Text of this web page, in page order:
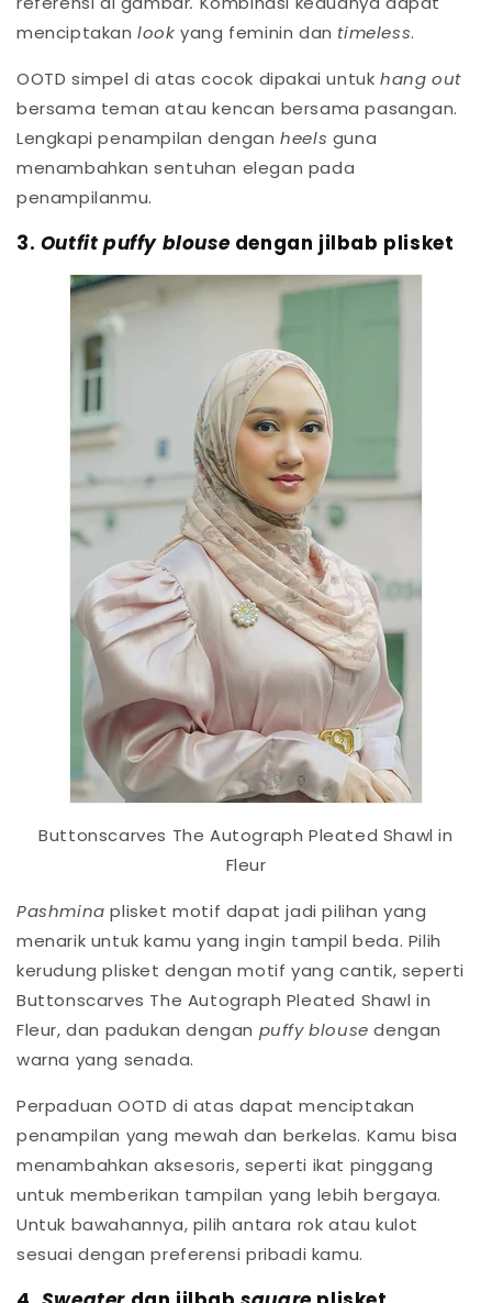
menciptakanlookyang feminin dan timeless.
OOTD simpel di atas cocok dipakai untuk hang out
bersama teman atau kencan bersama pasangan.
Lengkapi penampilan denganheels guna
menambahkan sentuhan elegan pada
penampilanmu.
3. Outfit puffy blouse dengan jilbab plisket
Buttonscarves The Autograph Pleated Shawl in
Fleur
Pashminaplisket motif dapat jadi pilihan yang
menarik untuk kamu yang ingin tampil beda. Pilih
kerudung plisket dengan motif yang cantik, seperti
Buttonscarves The Autograph Pleated Shawl in
Fleur, dan padukan dengan puffy blousedengan
warna yang senada.
Perpaduan OOTD di atas dapat menciptakan
penampilan yang mewah dan berkelas. Kamu bisa
menambahkan aksesoris, seperti ikat pinggang
untuk memberikan tampilan yang lebih bergaya.
Untuk bawahannya, pilih antara rok atau kulot
sesuai dengan preferensi pribadi kamu.